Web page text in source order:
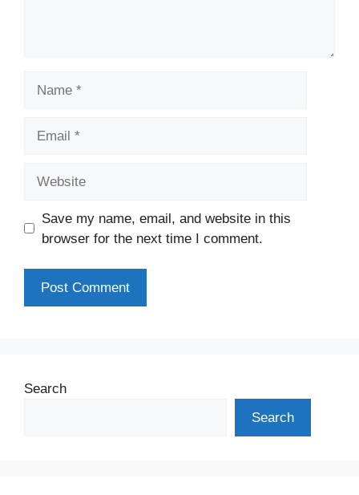
Save my name, email, and website in this
browser for the next time I comment.
Search
Search